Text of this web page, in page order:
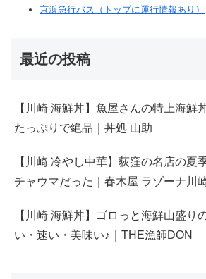
京浜急行バス（トップに運行情報あり）
最近の投稿
【川崎 海鮮丼】魚屋さんの特上海鮮
たっぷりで絶品｜丼処 山助
【川崎 冷やし中華】荻窪の名店の夏
チャウマだった｜春木屋 ラゾーナ川
【川崎 海鮮丼】ゴロっと海鮮山盛り
い・速い・美味い♪｜THE漁師DON